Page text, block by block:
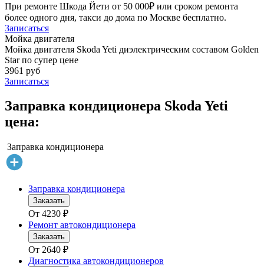
При ремонте Шкода Йети от 50 000₽ или сроком ремонта
более одного дня, такси до дома по Москве бесплатно.
Записаться
Мойка двигателя
Мойка двигателя Skoda Yeti диэлектрическим составом Golden
Star по супер цене
3961 руб
Записаться
Заправка кондиционера Skoda Yeti
цена:
Заправка кондиционера
Заправка кондиционера
Заказать
От 4230 ₽
Ремонт автокондиционера
Заказать
От 2640 ₽
Диагностика автокондиционеров